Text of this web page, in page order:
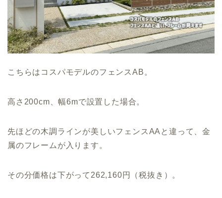
こちらはコスパモデルのフェンスAB。
高さ200cm、幅6mで設置した場合。
先ほどの木調ラインが美しいフェンスAAと違って、金
属のフレームが入ります。
その分価格は下がって262,160円（税抜き）。